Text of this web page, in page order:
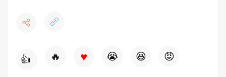
👍 🔥 ♥ 😭 😆 😡